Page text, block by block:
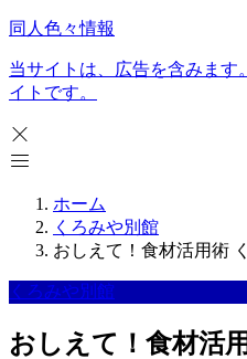
同人色々情報
当サイトは、広告を含みます
イトです。
ホーム
くろみや別館
おしえて！食材活用術
くろみや別館
おしえて！食材活